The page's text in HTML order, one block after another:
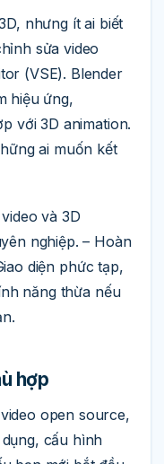
nhưng ít ai biết
sửa video
(VSE). Blender
hiệu ứng,
với 3D animation.
ai muốn kết
và 3D
nghiệp. – Hoàn
diện phức tạp,
năng thừa nếu
hợp
open source,
cấu hình